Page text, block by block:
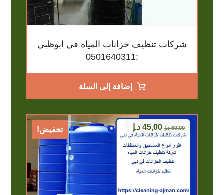
شركات تنظيف خزانات المياه في ابوظبي
:0501640311
إضافة إلى السلة
تخفيض! 60,00 د.إ 45,00 د.إ